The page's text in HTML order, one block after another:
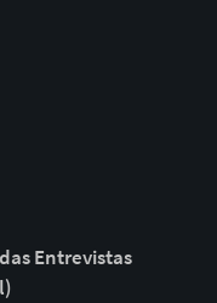
Entrevistas